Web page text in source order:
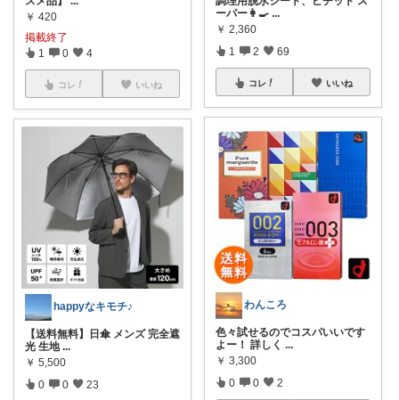
￥ 420
掲載終了
1 0 4
コレ いいね
happyなキモチ♪
【送料無料】日傘 メンズ 完全遮
光 生地...
￥ 5,500
0 0 23
ーパー👩‍🍳 ...
￥ 2,360
1 2 69
コレ いいね
わんころ
色々試せるのでコスパいいです
よー！ 詳しく ...
￥ 3,300
0 0 2